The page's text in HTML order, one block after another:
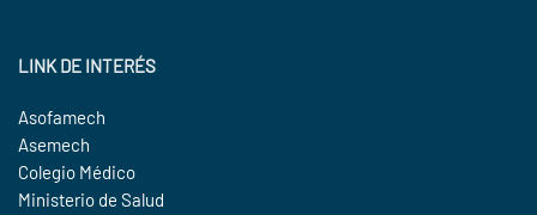
LINK DE INTERÉS
Asofamech
Asemech
Colegio Médico
Ministerio de Salud